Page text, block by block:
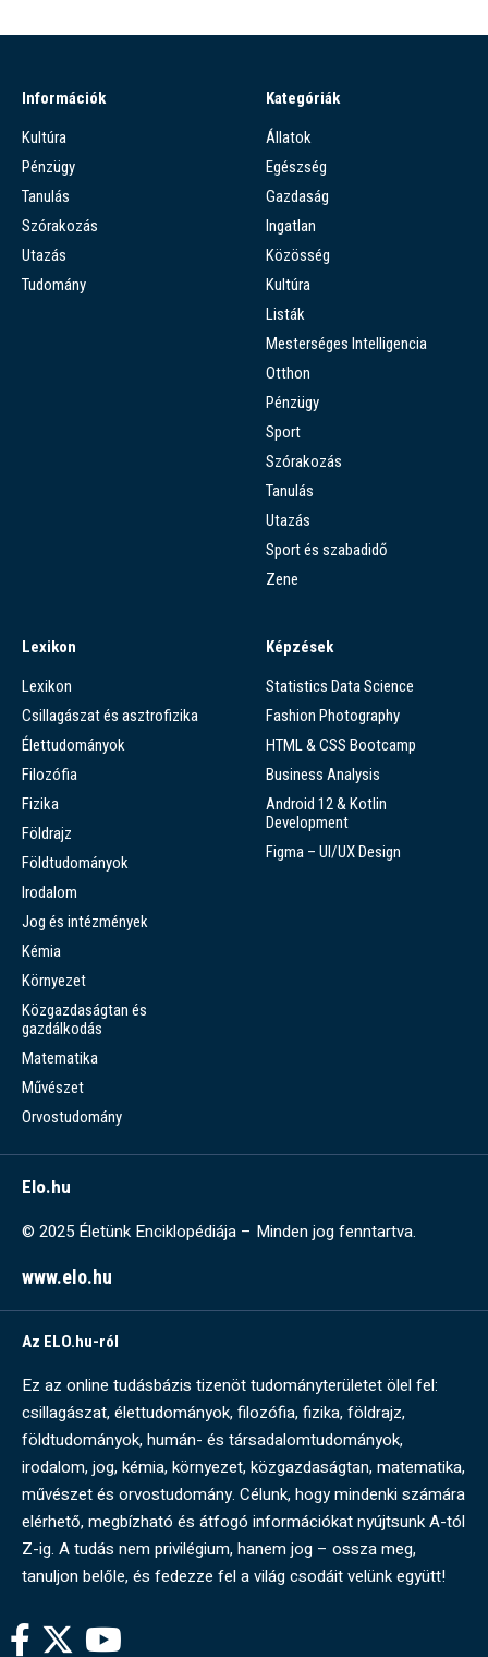
Információk
Kultúra
Pénzügy
Tanulás
Szórakozás
Utazás
Tudomány
Kategóriák
Állatok
Egészség
Gazdaság
Ingatlan
Közösség
Kultúra
Listák
Mesterséges Intelligencia
Otthon
Pénzügy
Sport
Szórakozás
Tanulás
Utazás
Sport és szabadidő
Zene
Lexikon
Lexikon
Csillagászat és asztrofizika
Élettudományok
Filozófia
Fizika
Földrajz
Földtudományok
Irodalom
Jog és intézmények
Kémia
Környezet
Közgazdaságtan és
gazdálkodás
Matematika
Művészet
Orvostudomány
Képzések
Statistics Data Science
Fashion Photography
HTML & CSS Bootcamp
Business Analysis
Android 12 & Kotlin
Development
Figma – UI/UX Design
Elo.hu
© 2025 Életünk Enciklopédiája – Minden jog fenntartva.
www.elo.hu
Az ELO.hu-ról
Ez az online tudásbázis tizenöt tudományterületet ölel fel:
csillagászat, élettudományok, filozófia, fizika, földrajz,
földtudományok, humán- és társadalomtudományok,
irodalom, jog, kémia, környezet, közgazdaságtan, matematika,
művészet és orvostudomány. Célunk, hogy mindenki számára
elérhető, megbízható és átfogó információkat nyújtsunk A-tól
Z-ig. A tudás nem privilégium, hanem jog – ossza meg,
tanuljon belőle, és fedezze fel a világ csodáit velünk együtt!